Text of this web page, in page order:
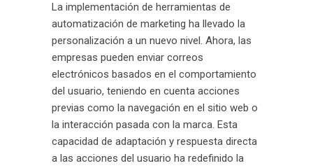
La implementación de herramientas de
automatización de marketing ha llevado la
personalización a un nuevo nivel. Ahora, las
empresas pueden enviar correos
electrónicos basados en el comportamiento
del usuario, teniendo en cuenta acciones
previas como la navegación en el sitio web o
la interacción pasada con la marca. Esta
capacidad de adaptación y respuesta directa
a las acciones del usuario ha redefinido la